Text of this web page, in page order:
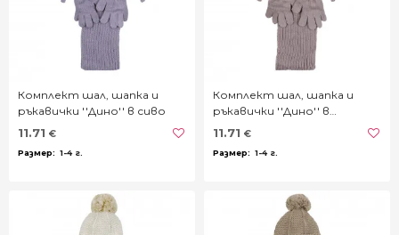
Комплект шал, шапка и
ръкавички ''Дино'' в сиво
11.71 €
1-4 г.
Комплект шал, шапка и
ръкавички ''Дино'' в
тъмнобежово
11.71 €
1-4 г.